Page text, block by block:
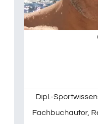
Dipl.-
Fachbuchautor,